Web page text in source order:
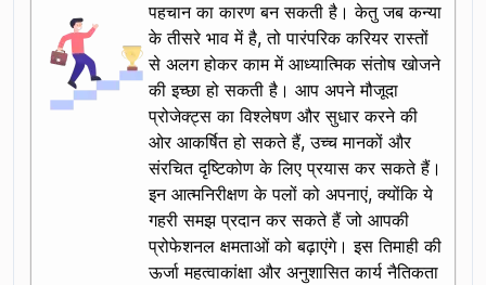
पहचान का कारण बन सकती है। केतु जब कन्या
के तीसरे भाव में है, तो पारंपरिक करियर रास्तों
से अलग होकर काम में आध्यात्मिक संतोष खोजने
की इच्छा हो सकती है। आप अपने मौजूदा
प्रोजेक्ट्स का विश्लेषण और सुधार करने की
ओर आकर्षित हो सकते हैं, उच्च मानकों और
संरचित दृष्टिकोण के लिए प्रयास कर सकते हैं।
इन आत्मनिरीक्षण के पलों को अपनाएं, क्योंकि ये
गहरी समझ प्रदान कर सकते हैं जो आपकी
प्रोफेशनल क्षमताओं को बढ़ाएंगे। इस तिमाही की
ऊर्जा महत्वाकांक्षा और अनुशासित कार्य नैतिकता